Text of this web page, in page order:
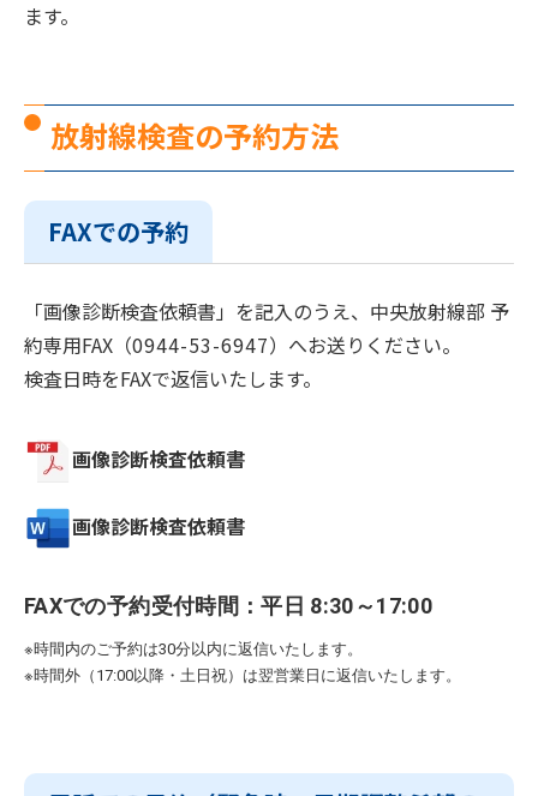
ます。
放射線検査の予約方法
FAXでの予約
「画像診断検査依頼書」を記入のうえ、中央放射線部 予
約専用FAX（0944-53-6947）へお送りください。
検査日時をFAXで返信いたします。
画像診断検査依頼書
画像診断検査依頼書
FAXでの予約受付時間：平日 8:30～17:00
※時間内のご予約は30分以内に返信いたします。
※時間外（17:00以降・土日祝）は翌営業日に返信いたします。